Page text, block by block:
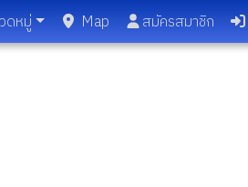
ดหมู่ Map สมัครสมาชิก